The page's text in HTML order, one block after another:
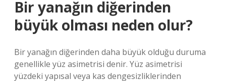
Bir yanağın diğerinden
büyük olması neden olur?
Bir yanağın diğerinden daha büyük olduğu duruma
genellikle yüz asimetrisi denir. Yüz asimetrisi
yüzdeki yapısal veya kas dengesizliklerinden